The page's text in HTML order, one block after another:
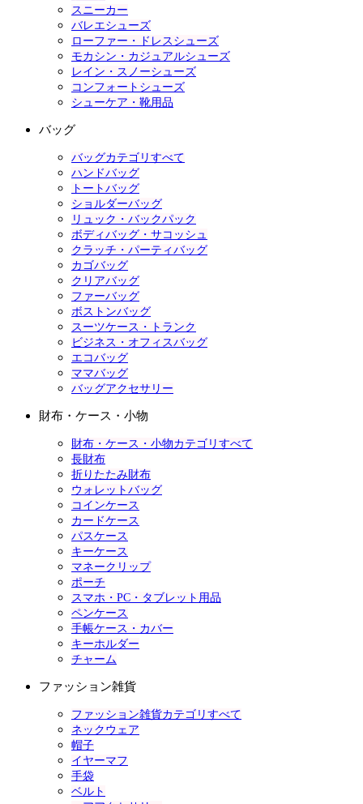
スニーカー
バレエシューズ
ローファー・ドレスシューズ
モカシン・カジュアルシューズ
レイン・スノーシューズ
コンフォートシューズ
シューケア・靴用品
バッグ
バッグカテゴリすべて
ハンドバッグ
トートバッグ
ショルダーバッグ
リュック・バックパック
ボディバッグ・サコッシュ
クラッチ・パーティバッグ
カゴバッグ
クリアバッグ
ファーバッグ
ボストンバッグ
スーツケース・トランク
ビジネス・オフィスバッグ
エコバッグ
ママバッグ
バッグアクセサリー
財布・ケース・小物
財布・ケース・小物カテゴリすべて
長財布
折りたたみ財布
ウォレットバッグ
コインケース
カードケース
パスケース
キーケース
マネークリップ
ポーチ
スマホ・PC・タブレット用品
ペンケース
手帳ケース・カバー
キーホルダー
チャーム
ファッション雑貨
ファッション雑貨カテゴリすべて
ネックウェア
帽子
イヤーマフ
手袋
ベルト